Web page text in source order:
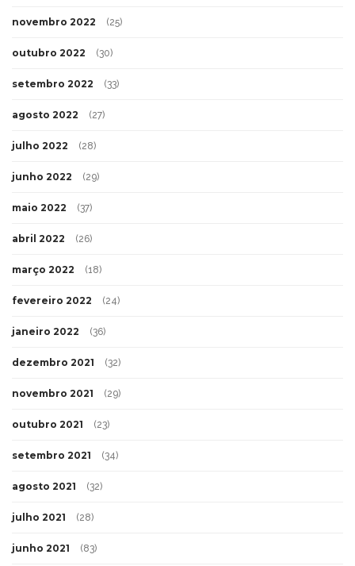
novembro 2022 (25)
outubro 2022 (30)
setembro 2022 (33)
agosto 2022 (27)
julho 2022 (28)
junho 2022 (29)
maio 2022 (37)
abril 2022 (26)
março 2022 (18)
fevereiro 2022 (24)
janeiro 2022 (36)
dezembro 2021 (32)
novembro 2021 (29)
outubro 2021 (23)
setembro 2021 (34)
agosto 2021 (32)
julho 2021 (28)
junho 2021 (83)